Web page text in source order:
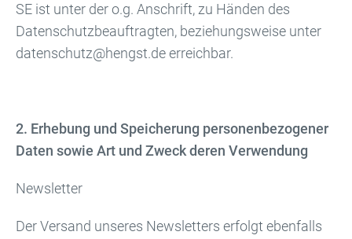
SE ist unter der o.g. Anschrift, zu Händen des
Datenschutzbeauftragten, beziehungsweise unter
datenschutz@hengst.de erreichbar.
2. Erhebung und Speicherung personenbezogener
Daten sowie Art und Zweck deren Verwendung
Newsletter
Der Versand unseres Newsletters erfolgt ebenfalls